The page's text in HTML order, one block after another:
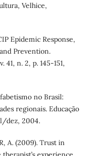
Velhice,
Epidemic Response,
Prevention.
n. 2, p. 145-151,
no Brasil:
regionais. Educação
dez, 2004.
A. (2009). Trust in